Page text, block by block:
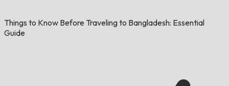
Things to Know Before Traveling to Bangladesh: Essential
Guide